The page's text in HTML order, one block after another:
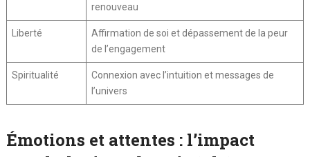
renouveau
Liberté
Affirmation de soi et dépassement de la peur
de l’engagement
Spiritualité
Connexion avec l’intuition et messages de
l’univers
Émotions et attentes : l’impact